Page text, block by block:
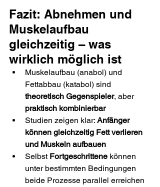
Fazit: Abnehmen und
Muskelaufbau
gleichzeitig – was
wirklich möglich ist
Muskelaufbau (anabol) und
Fettabbau (katabol) sind
theoretisch Gegenspieler, aber
praktisch kombinierbar
Studien zeigen klar: Anfänger
können gleichzeitig Fett verlieren
und Muskeln aufbauen
Selbst Fortgeschrittene können
unter bestimmten Bedingungen
beide Prozesse parallel erreichen